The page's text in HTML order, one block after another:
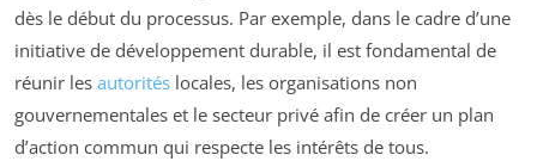
dès le début du processus. Par exemple, dans le cadre d’une
initiative de développement durable, il est fondamental de
réunir les autorités locales, les organisations non
gouvernementales et le secteur privé afin de créer un plan
d’action commun qui respecte les intérêts de tous.